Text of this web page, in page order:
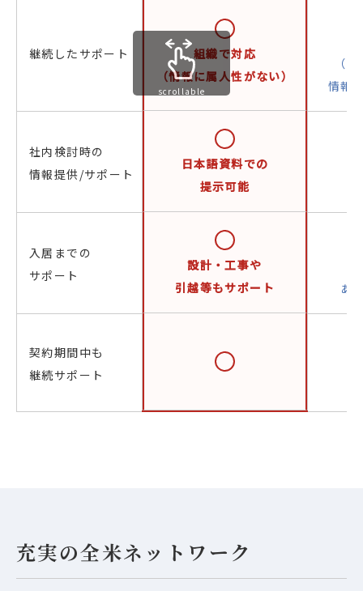
継続したサポート
組織で対応
（情報に属人性がない）
（
情報
社内検討時の
情報提供/サポート
日本語資料での
提示可能
入居までの
サポート
設計・工事や
引越等もサポート
あ
契約期間中も
継続サポート
scrollable
充実の全米ネットワーク